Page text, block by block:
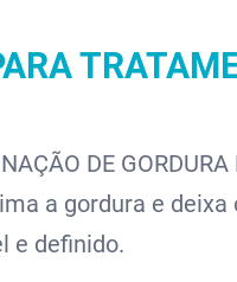
DE
a gordura e deixa
e definido.